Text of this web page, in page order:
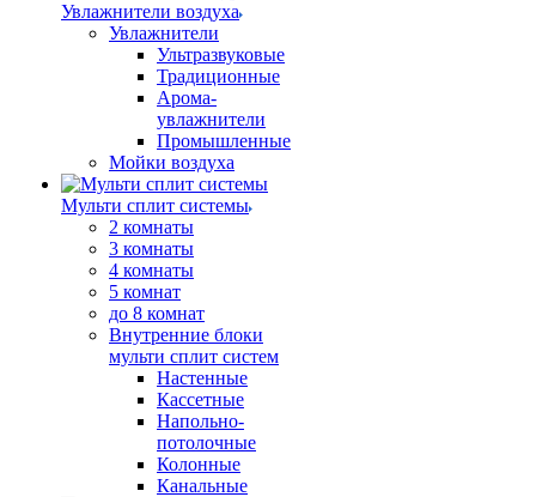
Увлажнители воздуха
Увлажнители
Ультразвуковые
Традиционные
Арома-
увлажнители
Промышленные
Мойки воздуха
Мульти сплит системы
2 комнаты
3 комнаты
4 комнаты
5 комнат
до 8 комнат
Внутренние блоки
мульти сплит систем
Настенные
Кассетные
Напольно-
потолочные
Колонные
Канальные